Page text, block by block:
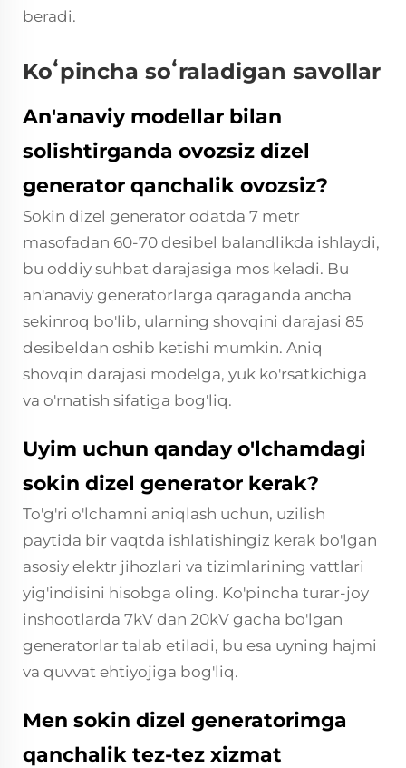
beradi.
Koʻpincha soʻraladigan savollar
An'anaviy modellar bilan
solishtirganda ovozsiz dizel
generator qanchalik ovozsiz?
Sokin dizel generator odatda 7 metr
masofadan 60-70 desibel balandlikda ishlaydi,
bu oddiy suhbat darajasiga mos keladi. Bu
an'anaviy generatorlarga qaraganda ancha
sekinroq bo'lib, ularning shovqini darajasi 85
desibeldan oshib ketishi mumkin. Aniq
shovqin darajasi modelga, yuk ko'rsatkichiga
va o'rnatish sifatiga bog'liq.
Uyim uchun qanday o'lchamdagi
sokin dizel generator kerak?
To'g'ri o'lchamni aniqlash uchun, uzilish
paytida bir vaqtda ishlatishingiz kerak bo'lgan
asosiy elektr jihozlari va tizimlarining vattlari
yig'indisini hisobga oling. Ko'pincha turar-joy
inshootlarda 7kV dan 20kV gacha bo'lgan
generatorlar talab etiladi, bu esa uyning hajmi
va quvvat ehtiyojiga bog'liq.
Men sokin dizel generatorimga
qanchalik tez-tez xizmat